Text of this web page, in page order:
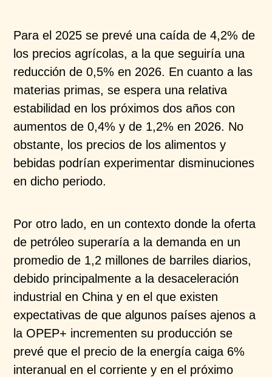
Para el 2025 se prevé una caída de 4,2% de
los precios agrícolas, a la que seguiría una
reducción de 0,5% en 2026. En cuanto a las
materias primas, se espera una relativa
estabilidad en los próximos dos años con
aumentos de 0,4% y de 1,2% en 2026. No
obstante, los precios de los alimentos y
bebidas podrían experimentar disminuciones
en dicho periodo.​
Por otro lado, en un contexto donde la oferta
de petróleo superaría a la demanda en un
promedio de 1,2 millones de barriles diarios,
debido principalmente a la desaceleración
industrial en China y en el que existen
expectativas de que algunos países ajenos a
la OPEP+ incrementen su producción se
prevé que el precio de la energía caiga 6%
interanual en el corriente y en el próximo